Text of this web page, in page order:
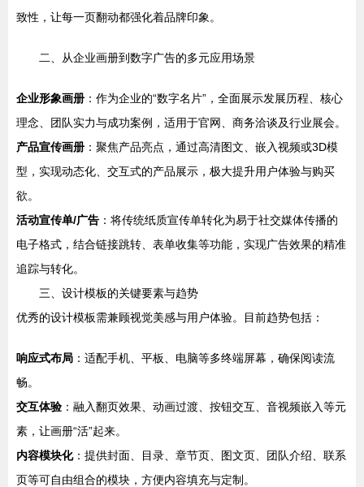
致性，让每一页翻动都强化着品牌印象。
二、从企业画册到数字广告的多元应用场景
企业形象画册 ：作为企业的“数字名片”，全面展示发展历程、核心
理念、团队实力与成功案例，适用于官网、商务洽谈及行业展会。
产品宣传画册 ：聚焦产品亮点，通过高清图文、嵌入视频或3D模
型，实现动态化、交互式的产品展示，极大提升用户体验与购买
欲。
活动宣传单/广告 ：将传统纸质宣传单转化为易于社交媒体传播的
电子格式，结合链接跳转、表单收集等功能，实现广告效果的精准
追踪与转化。
三、设计模板的关键要素与趋势
优秀的设计模板需兼顾视觉美感与用户体验。目前趋势包括：
响应式布局 ：适配手机、平板、电脑等多终端屏幕，确保阅读流
畅。
交互体验 ：融入翻页效果、动画过渡、按钮交互、音视频嵌入等元
素，让画册“活”起来。
内容模块化：提供封面、目录、章节页、图文页、团队介绍、联系
页等可自由组合的模块，方便内容填充与定制。